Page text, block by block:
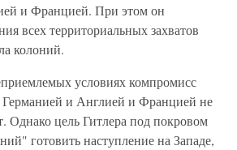
и Францией. При этом он
всех территориальных захватов
колоний.
условиях компромисс
и Англией и Францией не
Однако цель Гитлера под покровом
готовить наступление на Западе,